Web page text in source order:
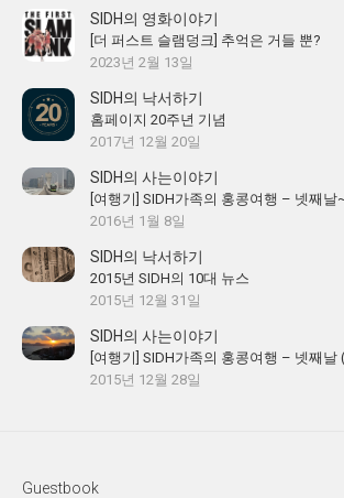
SIDH의 영화이야기
[더 퍼스트 슬램덩크] 추억은 거들 뿐?
2023년 2월 13일
SIDH의 낙서하기
홈페이지 20주년 기념
2017년 12월 20일
SIDH의 사는이야기
[여행기] SIDH가족의 홍콩여행 – 넷째
2016년 1월 8일
SIDH의 낙서하기
2015년 SIDH의 10대 뉴스
2015년 12월 31일
SIDH의 사는이야기
[여행기] SIDH가족의 홍콩여행 – 넷째날
2015년 12월 28일
Guestbook